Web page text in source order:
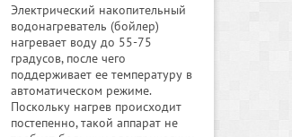
Электрический накопительный
водонагреватель (бойлер)
нагревает воду до 55-75
градусов, после чего
поддерживает ее температуру в
автоматическом режиме.
Поскольку нагрев происходит
постепенно, такой аппарат не